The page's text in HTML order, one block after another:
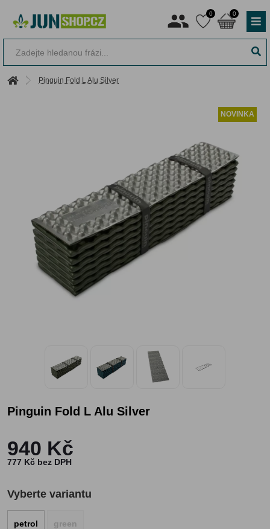
0 0
Pinguin Fold L Alu Silver
NOVINKA
Pinguin Fold L Alu Silver
940 Kč
777 Kč bez DPH
Vyberte variantu
petrol green